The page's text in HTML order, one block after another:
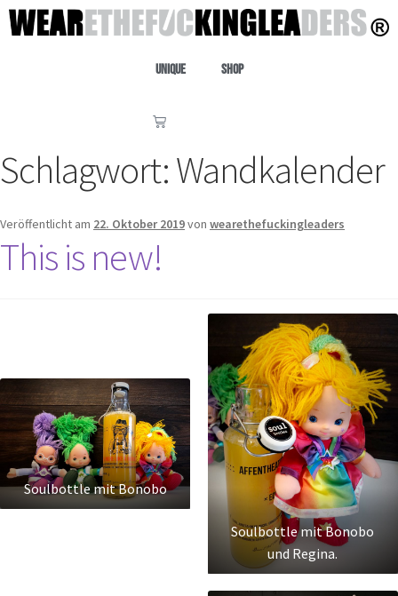
Unique Shop
Schlagwort:Wandkalender
Veröffentlicht am 22. Oktober 2019von wearethefuckingleaders
This is new!
Soulbottle mit Bonobo
Soulbottle mit Bonobo
und Regina.